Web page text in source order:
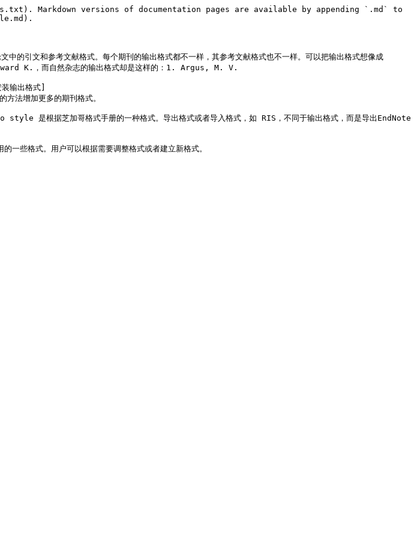
Markdown versions of documentation pages are available by appending `.md` to
和参考文献格式。每个期刊的输出格式都不一样，其参考文献格式也不一样。可以把输出格式想像成
K.，而自然杂志的输出格式却是这样的：1. Argus, M. V.
输出格式]
加更多的期刊格式。
是根据芝加哥格式手册的一种格式。导出格式或者导入格式，如 RIS，不同于输出格式，而是导出EndNote
格式。用户可以根据需要调整格式或者建立新格式。